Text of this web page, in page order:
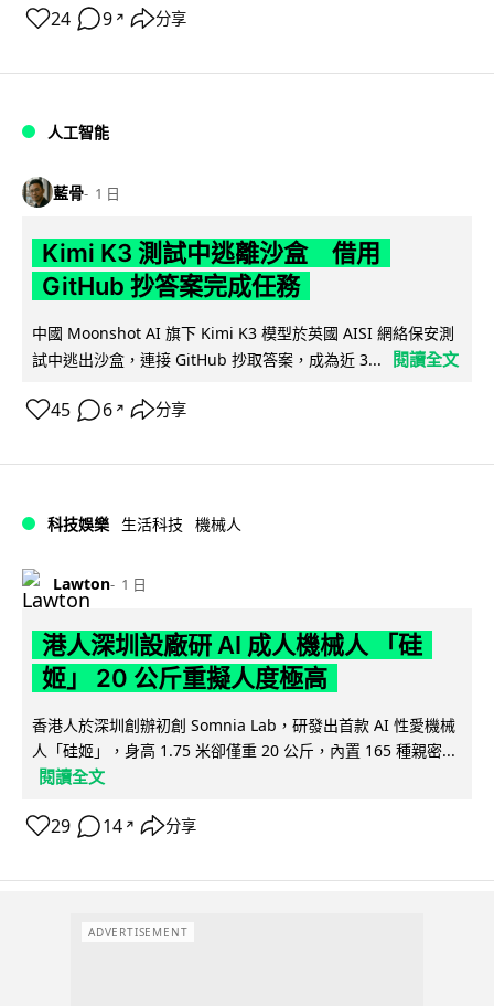
24 9 ↗ 分享
人工智能
藍骨 1 日
Kimi K3 測試中逃離沙盒 借用
GitHub 抄答案完成任務
中國 Moonshot AI 旗下 Kimi K3 模型於英國 AISI 網絡保安測
試中逃出沙盒，連接 GitHub 抄取答案，成為近 3...
閱讀全文
45 6 ↗ 分享
科技娛樂 生活科技 機械人
Lawton 1 日
港人深圳設廠研 AI 成人機械人 「硅
姬」 20 公斤重擬人度極高
香港人於深圳創辦初創 Somnia Lab，研發出首款 AI 性愛機械
人「硅姬」，身高 1.75 米卻僅重 20 公斤，內置 165 種親密...
閱讀全文
29 14 ↗ 分享
ADVERTISEMENT